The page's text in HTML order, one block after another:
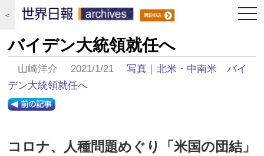
＜
バイデン大統領就任へ
山崎洋介 2021/1/21写真 ｜北米・中南米
バイ
デン大統領就任へ
コロナ、人種問題めぐり「米国の団結」